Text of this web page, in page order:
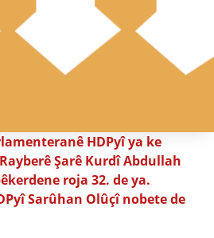
HDPyî ya ke
Şarê Kurdî Abdullah
roja 32. de ya.
Sarûhan Olûçî nobete de